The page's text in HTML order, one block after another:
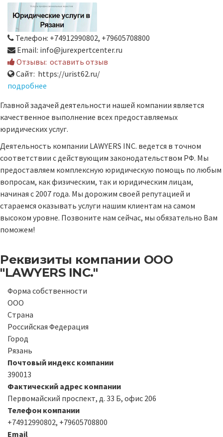
Телефон: +74912990802, +79605708800
Email: info@jurexpertcenter.ru
Отзывы: оставить отзыв
Сайт: https://urist62.ru/
подробнее
Главной задачей деятельности нашей компании является
качественное выполнение всех предоставляемых
юридических услуг.
Деятельность компании LAWYERS INC. ведется в точном
соответствии с действующим законодательством РФ. Мы
предоставляем комплексную юридическую помощь по любым
вопросам, как физическим, так и юридическим лицам,
начиная с 2007 года. Мы дорожим своей репутацией и
стараемся оказывать услуги нашим клиентам на самом
высоком уровне. Позвоните нам сейчас, мы обязательно Вам
поможем!
Реквизиты компании ООО
"LAWYERS INC."
Форма собственности
ООО
Страна
Российская Федерация
Город
Рязань
Почтовый индекс компании
390013
Фактический адрес компании
Первомайский проспект, д. 33 Б, офис 206
Телефон компании
+74912990802, +79605708800
Email